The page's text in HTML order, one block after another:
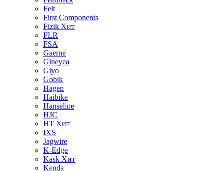
Felt
First Components
Fizik Хит
FLR
FSA
Gaerne
Gineyea
Giyo
Gobik
Hagen
Haibike
Hanseline
HJC
HT Хит
IXS
Jagwire
K-Edge
Kask Хит
Kenda